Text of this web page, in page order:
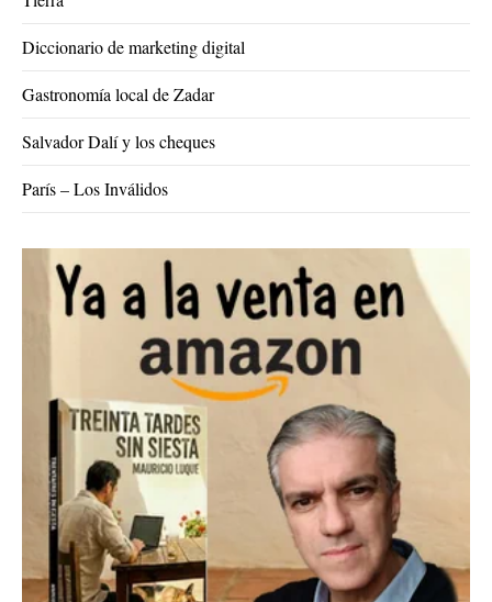
Diccionario de marketing digital
Gastronomía local de Zadar
Salvador Dalí y los cheques
París – Los Inválidos